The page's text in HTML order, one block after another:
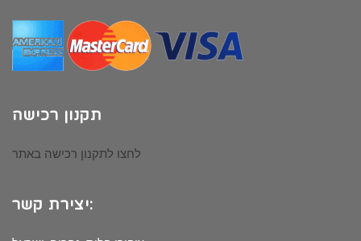
תקנון רכישה
לחצו לתקנון רכישה באתר
יצירת קשר: